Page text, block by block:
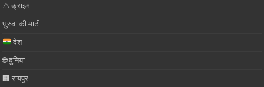
⚠️ क्राइम
घुरुवा की माटी
देश
🌐 दुनिया
🏢 रायपुर